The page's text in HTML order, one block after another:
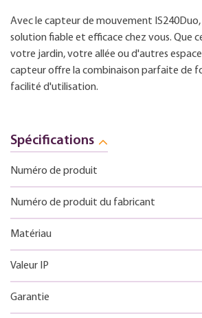
Avec le capteur de mouvement
solution fiable et efficace chez vous. Que
votre jardin, votre allée ou d'autres
capteur offre la combinaison parfaite de
facilité d'utilisation.
Spécifications
Numéro de produit
Numéro de produit du fabricant
Matériau
Valeur IP
Garantie